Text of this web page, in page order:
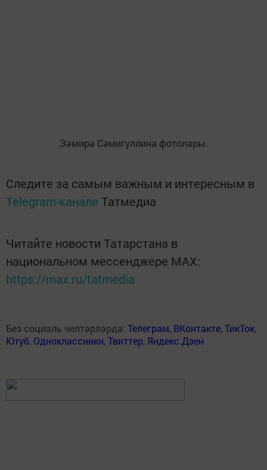
Зәмирә Сәмигуллина фотолары.
Следите за самым важным и интересным в
Telegram-канале Татмедиа
Читайте новости Татарстана в
национальном мессенджере MАХ:
https://max.ru/tatmedia
Без социаль челтәрләрдә: Телеграм, ВКонтакте,ТикТок,
Ютуб, Одноклассники,Твиттер, Яндекс.Дзен